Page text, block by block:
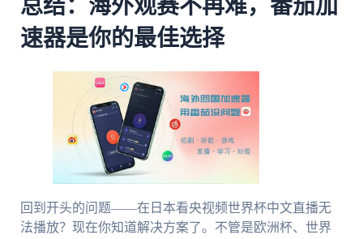
总结：海外观赛不再难，番茄加
速器是你的最佳选择
回到开头的问题——在日本看央视频世界杯中文直播无
法播放？现在你知道解决方案了。不管是欧洲杯、世界